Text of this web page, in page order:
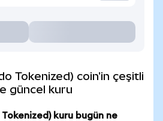
Tokenized) coin'in çeşitli
güncel kuru
kuru bugün ne